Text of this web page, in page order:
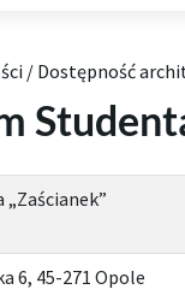
/ Dostępność
6, 45-271 Opole